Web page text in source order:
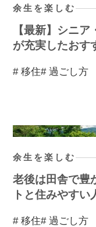
余生を楽しむ
【最新】シニ
が充実したおす
# 移住# 過ごし方
余生を楽しむ
老後は田舎で豊
トと住みやすい
# 移住# 過ごし方